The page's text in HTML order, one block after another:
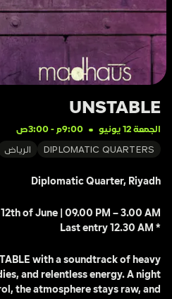
UNSTABLE
الجمعة 12 يونيو 9:00م - 3:00ص
DIPLOMATIC QUARTERS الرياض
Diplomatic Quarter, Riyadh
of June | 09.00 PM – 3.00 AM
* Last entry 12.30 AM